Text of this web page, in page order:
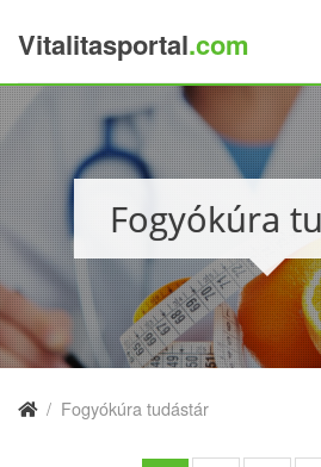
Vitalitasportal.com
Fogyókúra
/ Fogyókúra tudástár
×